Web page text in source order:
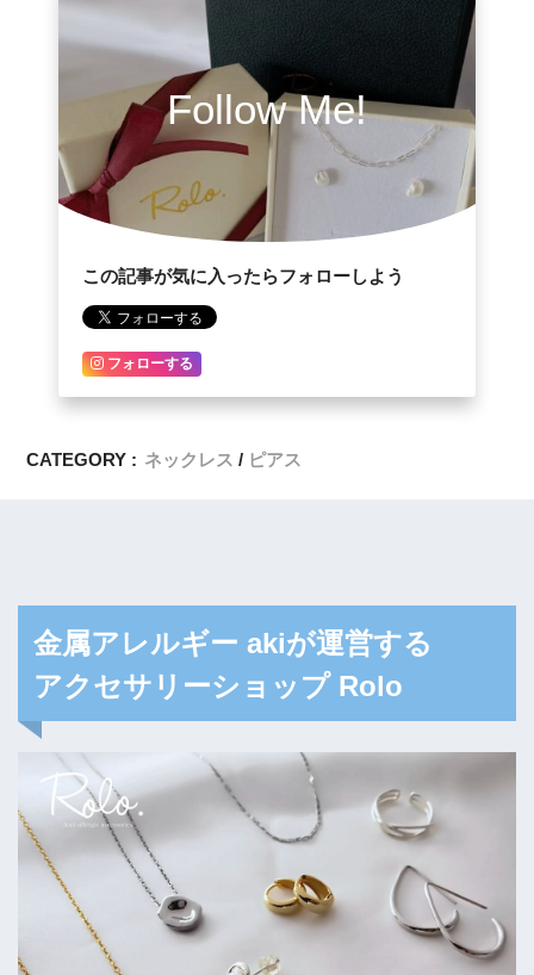
Follow Me!
この記事が気に入ったらフォローしよう
フォローする
CATEGORY : ネックレス ピアス
金属アレルギー akiが運営する
アクセサリーショップ Rolo